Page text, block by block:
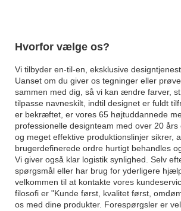
Hvorfor vælge os?
Vi tilbyder en-til-en, eksklusive
Uanset om du giver os tegninger eller
sammen med dig, så vi kan ændre farver,
tilpasse navneskilt, indtil designet er fuldt
er bekræftet, er vores 65 højtuddannede
professionelle designteam med over 20
og meget effektive produktionslinjer sikrer,
brugerdefinerede ordre hurtigt behandles
Vi giver også klar logistik synlighed. Selv
spørgsmål eller har brug for yderligere
velkommen til at kontakte vores
filosofi er "Kunde først, kvalitet først,
os med dine produkter. Forespørgsler er